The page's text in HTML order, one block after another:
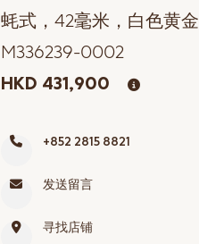
帝舵表
网上商店
中国内地
蚝式，42毫米，白色黄金
M336239-0002
HKD 431,900
+852 2815 8821
发送留言
寻找店铺